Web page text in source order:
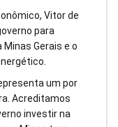
Vitor de
para
Gerais e o
um por
Acreditamos
investir na